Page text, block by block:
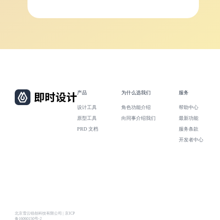
北京雪云锐创科技有限公司 | 京ICP
备16060150号-2
产品
设计工具
原型工具
PRD 文档
为什么选我们
角色功能介绍
向同事介绍我们
服务
帮助中心
最新功能
服务条款
开发者中心